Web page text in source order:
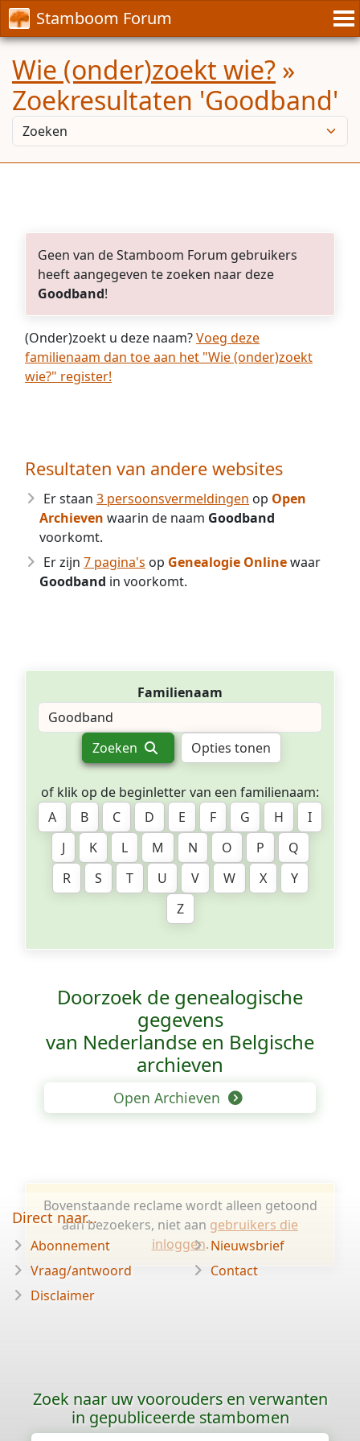
Stamboom Forum
Wie (onder)zoekt wie? »
Zoekresultaten 'Goodband'
Geen van de Stamboom Forum gebruikers
heeft aangegeven te zoeken naar deze
Goodband!
(Onder)zoekt u deze naam?Voeg deze
familienaam dan toe aan het "Wie (onder)zoekt
wie?" register!
Resultaten van andere websites
Er staan 3 persoonsvermeldingen op Open
Archieven waarin de naam Goodband
voorkomt.
Er zijn 7 pagina's op Genealogie Onlinewaar
Goodband in voorkomt.
Familienaam
Zoeken Opties tonen
of klik op de beginletter van een familienaam:
A
B C D E F G H
I
J
K L M N O P
Q
R
S T U V W X
Y
Z
Doorzoek de genealogische
gegevens
van Nederlandse en Belgische
archieven
Open Archieven
Bovenstaande reclame wordt alleen getoond
aan bezoekers, niet aan gebruikers die
inloggen.
Direct naar...
Abonnement
Vraag/antwoord
Disclaimer
Nieuwsbrief
Contact
Zoek naar uw voorouders en verwanten
in gepubliceerde stambomen